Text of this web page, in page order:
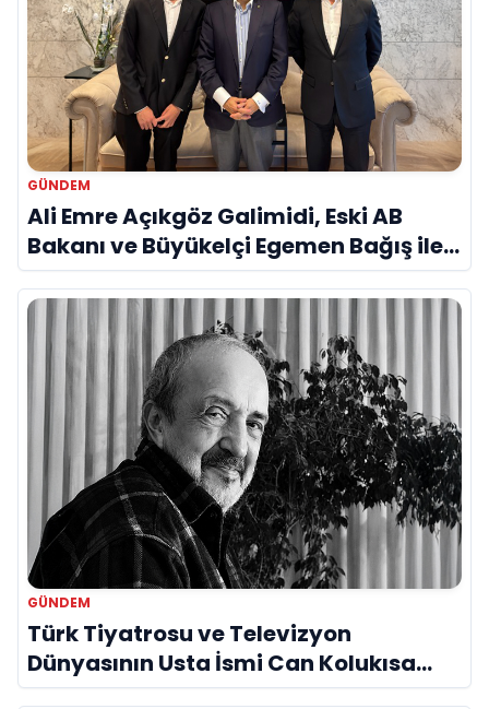
GÜNDEM
Ali Emre Açıkgöz Galimidi, Eski AB
Bakanı ve Büyükelçi Egemen Bağış ile
Bir Araya Geldi
GÜNDEM
Türk Tiyatrosu ve Televizyon
Dünyasının Usta İsmi Can Kolukısa
Hayatını Kaybetti